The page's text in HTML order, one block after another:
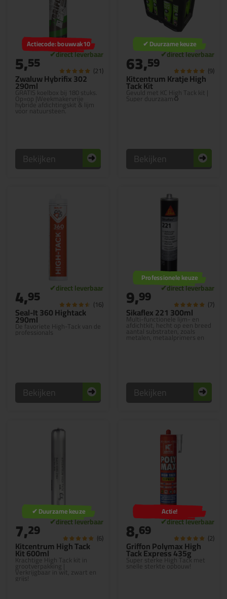
Zwaluw Hybrifix 302
290ml
GRATIS koelbox bij 180 stuks.
Op=op |Weekmakervrije
hybride afdichtingskit & lijm
voor natuursteen.
Actiecode: bouwvak10
5,55 (21)
Bekijken
Kitcentrum Kratje High
Tack Kit
Gevuld met KC High Tack kit |
Super duurzaam♻️
✔ Duurzame keuze
63,59 (9)
Bekijken
Seal-It 360 Hightack
290ml
De favoriete High-Tack van de
professionals
4,95 (16)
Bekijken
Sikaflex 221 300ml
Multi-functionele lijm- en
afdichtkit, hecht op een breed
aantal substraten, zoals
metalen, metaalprimers en
coatings, keramische
Professionele keuze
9,99 (7)
Bekijken
Kitcentrum High Tack
Kit 600ml
Krachtige High Tack kit in
grootverpakking |
Verkrijgbaar in wit, zwart en
grijs!
✔ Duurzame keuze
7,29 (6)
Griffon Polymax High
Tack Express 435g
Super sterke High Tack met
snelle sterkte opbouw!
Actie!
8,69 (2)